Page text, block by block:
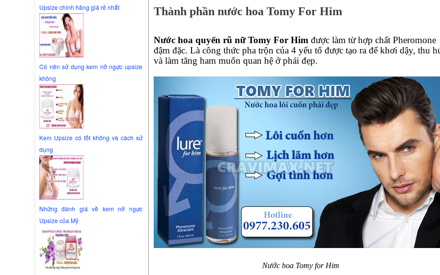
Upsize chính hãng giá rẻ nhất
Có nên sử dụng kem nở ngực upsize
không
Kem Upsize có tốt không và cách sử
dụng
Những đánh giá về kem nở ngực
Upsize của Mỹ
Thành phần nước hoa Tomy For Him
Nước hoa quyến rũ nữ Tomy For Him được làm từ hợp chất Pheromone
đậm đặc. Là công thức pha trộn của 4 yếu tố được tạo ra để khơi dậy, thu
và làm tăng ham muốn quan hệ ở phái đẹp.
Nước hoa Tomy for Him